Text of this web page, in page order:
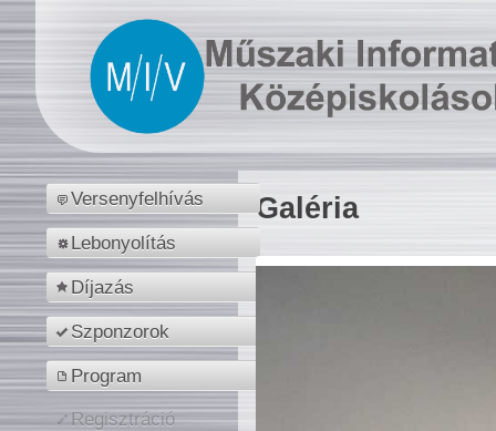
Versenyfelhívás
Lebonyolítás
Díjazás
Szponzorok
Program
Regisztráció
Galéria